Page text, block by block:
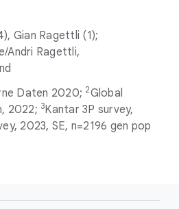
Gian Ragettli (1);
Andri Ragettli,
Daten 2020; 2Global
2022; 3Kantar 3P survey,
2023, SE, n=2196 gen pop